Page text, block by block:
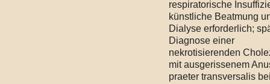
respiratorische
künstliche Beatmung
Dialyse erforderlich;
Diagnose einer
nekrotisierenden
mit ausgerissenem
praeter transversalis